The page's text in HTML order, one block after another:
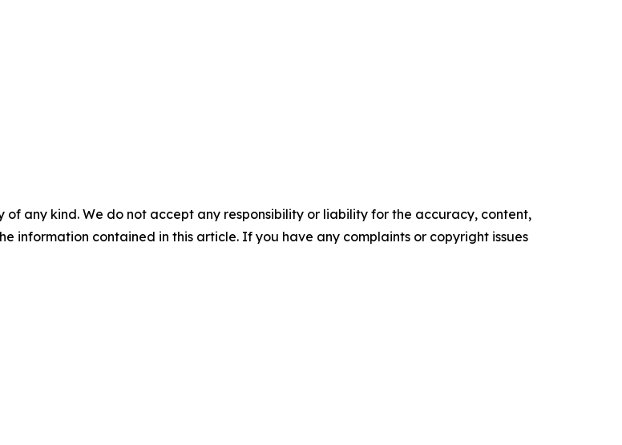
of any kind. We do not accept any responsibility or liability for the accuracy, content,
information contained in this article. If you have any complaints or copyright issues